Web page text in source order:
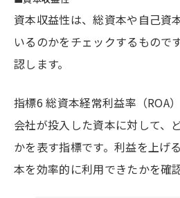
資本収益性は、総資本や自己資
いるのかをチェックするもので
認します。
指標6 総資本経常利益率（ROA）
会社が投入した資本に対して、
かを表す指標です。利益を上げ
本を効率的に利用できたかを確